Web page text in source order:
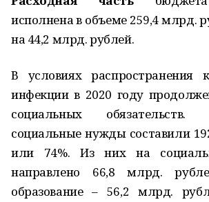
исполнена в объеме 259,4 млрд.
на 44,2 млрд. рублей.
В условиях распространения
инфекции в 2020 году
социальных
социальные нужды составили
или 74%. Из них на
направлено 66,8 млрд.
образование – 56,2 млрд.